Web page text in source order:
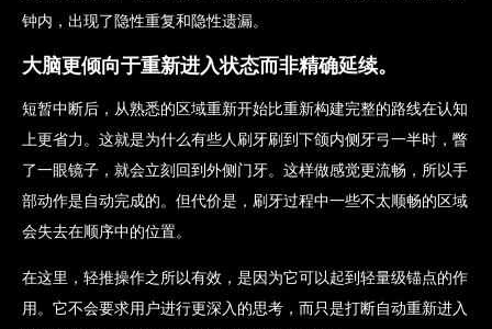
钟内，出现了隐性重复和隐性遗漏。
大脑更倾向于重新进入状态而非精确延续。
短暂中断后，从熟悉的区域重新开始比重新构建完整的路线在认知
上更省力。这就是为什么有些人刷牙刷到下颌内侧牙弓一半时，瞥
了一眼镜子，就会立刻回到外侧门牙。这样做感觉更流畅，所以手
部动作是自动完成的。但代价是，刷牙过程中一些不太顺畅的区域
会失去在顺序中的位置。
在这里，轻推操作之所以有效，是因为它可以起到轻量级锚点的作
用。它不会要求用户进行更深入的思考，而只是打断自动重新进入